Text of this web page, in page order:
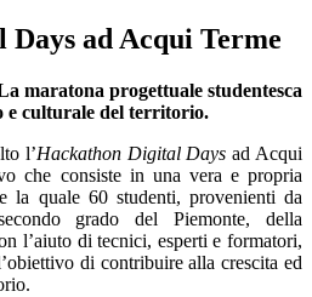
ad Acqui Terme
maratona progettuale studentesca
e culturale del territorio.
l’Hackathon Digital Daysad Acqui
che consiste in una vera e propria
la quale 60 studenti, provenienti da
grado del Piemonte, della
l’aiuto di tecnici, esperti e formatori,
di contribuire alla crescita ed